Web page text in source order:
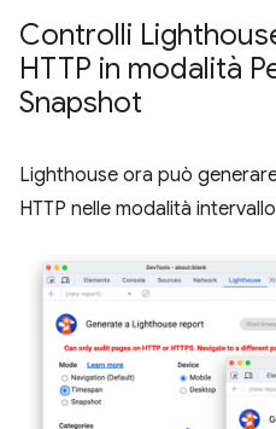
Controlli
HTTP in modalità
Snapshot
Lighthouse ora può
HTTP nelle modalità